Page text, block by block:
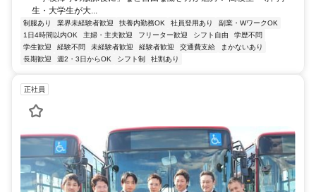
生・大学生が大...
制服あり 業界未経験者歓迎 扶養内勤務OK 社員登用あり
副業・WワークOK
1日4時間以内OK
主婦・主夫歓迎 フリーター歓迎 シフト自由
学歴不問
学生歓迎
経験不問 未経験者歓迎 経験者歓迎 交通費支給
まかないあり
長期歓迎
週2・3日からOK シフト制 社割あり
正社員